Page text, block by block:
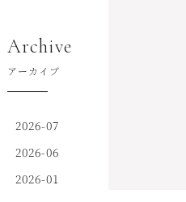
Archive
アーカイブ
2026-07
2026-06
2026-01